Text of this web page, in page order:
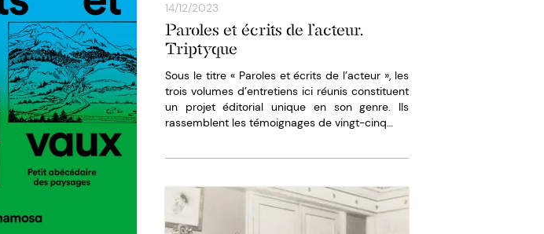
14/12/2023
Paroles et écrits de l’acteur.
Triptyque
Sous le titre « Paroles et écrits de l’acteur », les
trois volumes d’entretiens ici réunis constituent
un projet éditorial unique en son genre. Ils
rassemblent les témoignages de vingt-cinq…